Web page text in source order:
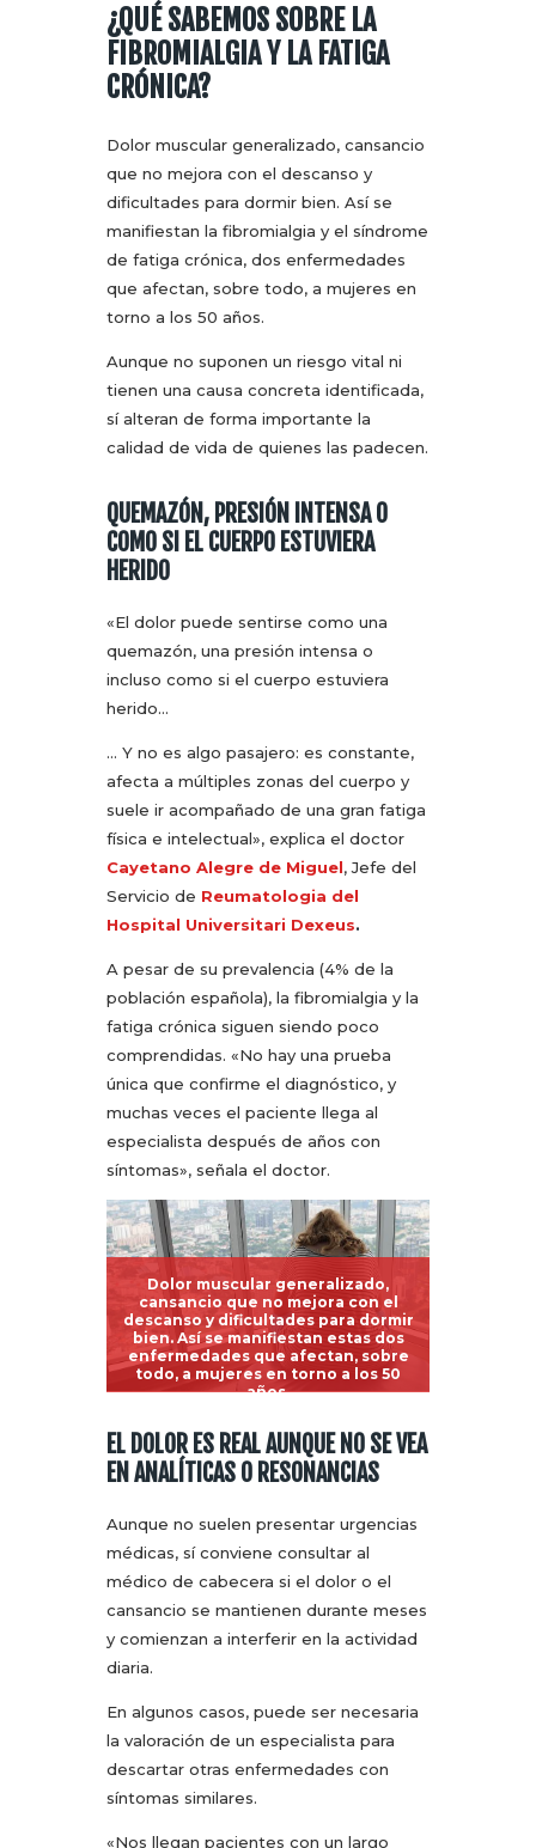
¿QUÉ SABEMOS SOBRE LA
FIBROMIALGIA Y LA FATIGA
CRÓNICA?
Dolor muscular generalizado, cansancio
que no mejora con el descanso y
dificultades para dormir bien. Así se
manifiestan la fibromialgia y el síndrome
de fatiga crónica, dos enfermedades
que afectan, sobre todo, a mujeres en
torno a los 50 años.
Aunque no suponen un riesgo vital ni
tienen una causa concreta identificada,
sí alteran de forma importante la
calidad de vida de quienes las padecen.
QUEMAZÓN, PRESIÓN INTENSA O
COMO SI EL CUERPO ESTUVIERA
HERIDO
«El dolor puede sentirse como una
quemazón, una presión intensa o
incluso como si el cuerpo estuviera
herido…
… Y no es algo pasajero: es constante,
afecta a múltiples zonas del cuerpo y
suele ir acompañado de una gran fatiga
física e intelectual», explica el doctor
Cayetano Alegre de Miguel, Jefe del
Servicio de Reumatologia del
Hospital Universitari Dexeus.
A pesar de su prevalencia (4% de la
población española), la fibromialgia y la
fatiga crónica siguen siendo poco
comprendidas. «No hay una prueba
única que confirme el diagnóstico, y
muchas veces el paciente llega al
especialista después de años con
síntomas», señala el doctor.
Dolor muscular generalizado,
cansancio que no mejora con el
descanso y dificultades para dormir
bien. Así se manifiestan estas dos
enfermedades que afectan, sobre
todo, a mujeres en torno a los 50
años.
EL DOLOR ES REAL AUNQUE NO SE VEA
EN ANALÍTICAS O RESONANCIAS
Aunque no suelen presentar urgencias
médicas, sí conviene consultar al
médico de cabecera si el dolor o el
cansancio se mantienen durante meses
y comienzan a interferir en la actividad
diaria.
En algunos casos, puede ser necesaria
la valoración de un especialista para
descartar otras enfermedades con
síntomas similares.
«Nos llegan pacientes con un largo